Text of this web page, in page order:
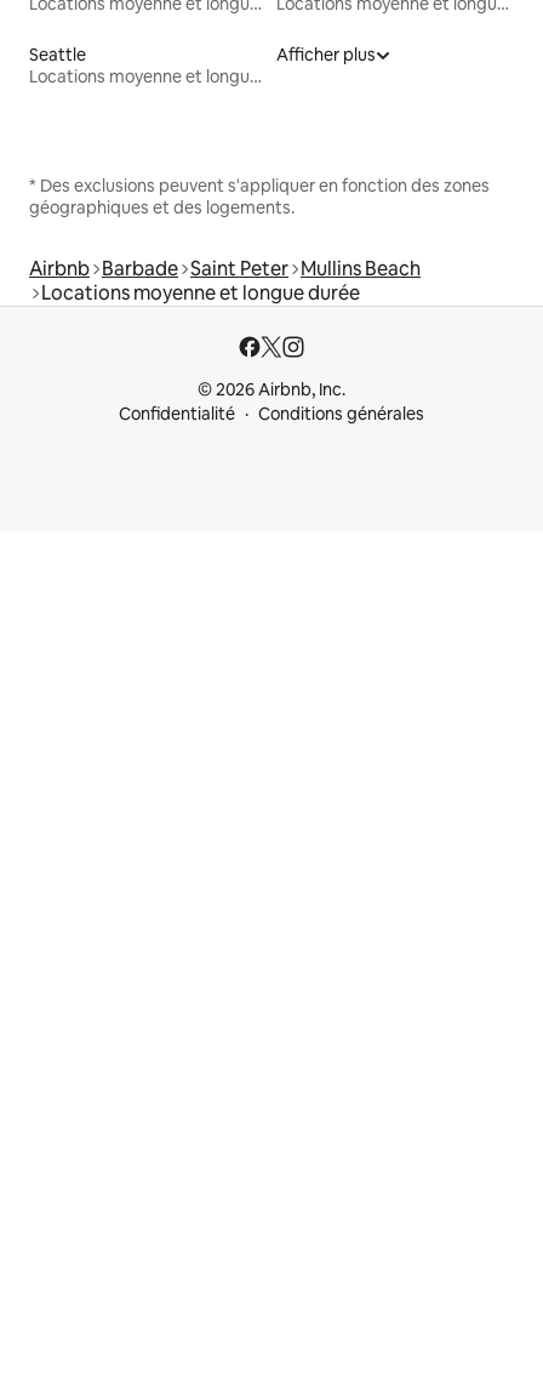
Seattle
Locations moyenne et longue durée
Afficher plus
* Des exclusions peuvent s'appliquer en fonction des zones
géographiques et des logements.
Airbnb Barbade Saint Peter Mullins Beach
Locations moyenne et longue durée
© 2026 Airbnb, Inc.
Confidentialité
Conditions générales